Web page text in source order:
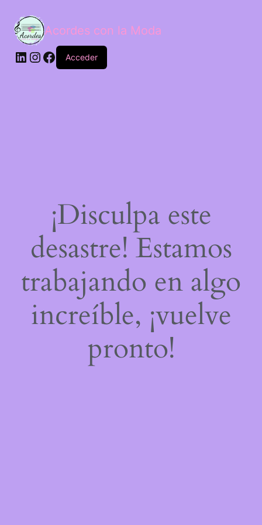
Acordes con la Moda
Acceder
¡Disculpa este
desastre! Estamos
trabajando en algo
increíble, ¡vuelve
pronto!